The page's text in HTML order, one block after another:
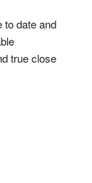
to date and
true close